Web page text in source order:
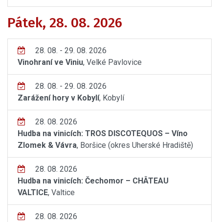
Pátek, 28. 08. 2026
28. 08. - 29. 08. 2026
Vinohraní ve Viniu, Velké Pavlovice
28. 08. - 29. 08. 2026
Zarážení hory v Kobylí, Kobylí
28. 08. 2026
Hudba na vinicích: TROS DISCOTEQUOS – Víno
Zlomek & Vávra, Boršice (okres Uherské Hradiště)
28. 08. 2026
Hudba na vinicích: Čechomor – CHÂTEAU
VALTICE, Valtice
28. 08. 2026